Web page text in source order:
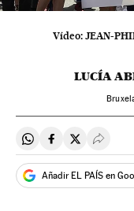
Vídeo: JEAN-
LUCÍA
Compartir en
Compartir en
Compartir
Añadir EL PAÍS en